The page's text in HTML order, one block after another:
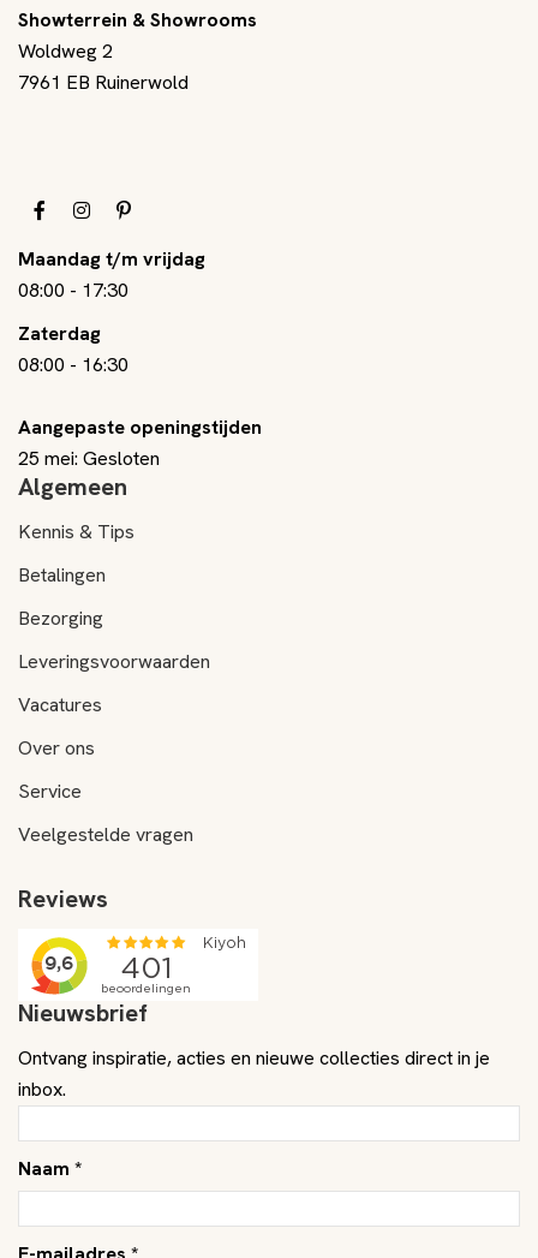
Showterrein & Showrooms
Woldweg 2
7961 EB Ruinerwold
Maandag t/m vrijdag
08:00 - 17:30
Zaterdag
08:00 - 16:30
Aangepaste openingstijden
25 mei: Gesloten
Algemeen
Kennis & Tips
Betalingen
Bezorging
Leveringsvoorwaarden
Vacatures
Over ons
Service
Veelgestelde vragen
Reviews
Nieuwsbrief
Ontvang inspiratie, acties en nieuwe collecties direct in je
inbox.
Naam *